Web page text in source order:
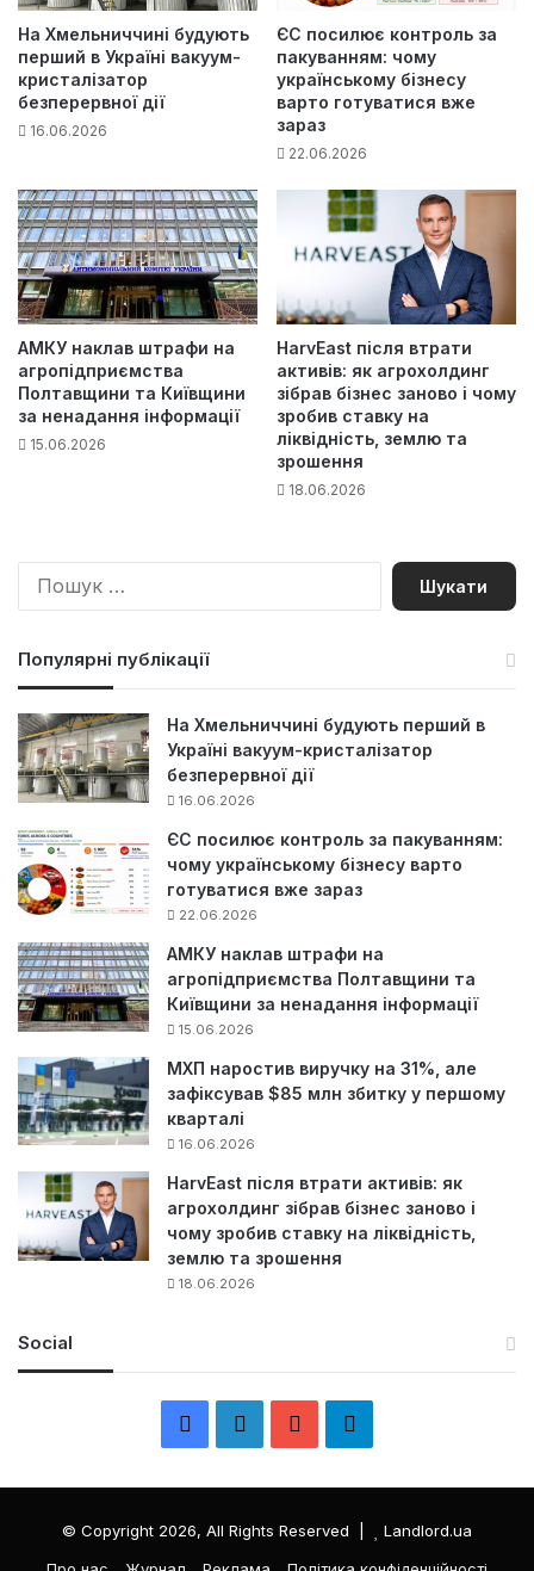
На Хмельниччині будують
перший в Україні вакуум-
кристалізатор
безперервної дії
16.06.2026
ЄС посилює контроль за
пакуванням: чому
українському бізнесу
варто готуватися вже
зараз
22.06.2026
АМКУ наклав штрафи на
агропідприємства
Полтавщини та Київщини
за ненадання інформації
15.06.2026
HarvEast після втрати
активів: як агрохолдинг
зібрав бізнес заново і чому
зробив ставку на
ліквідність, землю та
зрошення
18.06.2026
П
Популярні публікації
На Хмельниччині будують перший в
Україні вакуум-кристалізатор
безперервної дії
16.06.2026
ЄС посилює контроль за пакуванням:
чому українському бізнесу варто
готуватися вже зараз
22.06.2026
АМКУ наклав штрафи на
агропідприємства Полтавщини та
Київщини за ненадання інформації
15.06.2026
МХП наростив виручку на 31%, але
зафіксував $85 млн збитку у першому
кварталі
16.06.2026
HarvEast після втрати активів: як
агрохолдинг зібрав бізнес заново і
чому зробив ставку на ліквідність,
землю та зрошення
18.06.2026
Social
л
© Copyright 2026, All Rights Reserved |
Landlord.ua